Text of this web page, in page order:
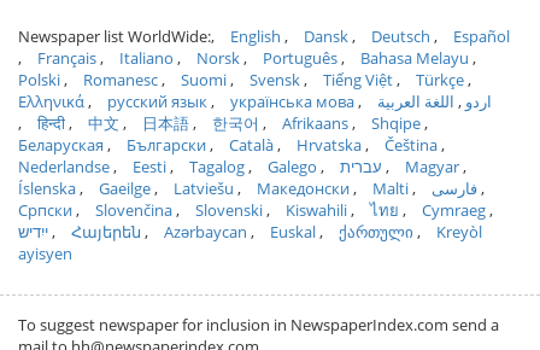
Newspaper list WorldWide: English Dansk Deutsch
Español
Français
Italiano Norsk Português
Bahasa Melayu
Polski
Romanesc Suomi Svensk Tiếng Việt
Türkçe
Ελληνικά
русский язык українська мова اردو
اللغة العربية
हिन्दी
中文 日本語 한국어 Afrikaans
Shqipe
Беларуская
Български Català Hrvatska
Čeština
Nederlandse
Eesti Tagalog Galego עברית
Magyar
Íslenska
Gaeilge Latviešu Македонски Malti
فارسی
Српски
Slovenčina Slovenski Kiswahili ไทย
Cymraeg
ייִדיש
Հայերեն Azərbaycan Euskal ქართული
Kreyòl
ayisyen
To suggest newspaper for inclusion in NewspaperIndex.com send a